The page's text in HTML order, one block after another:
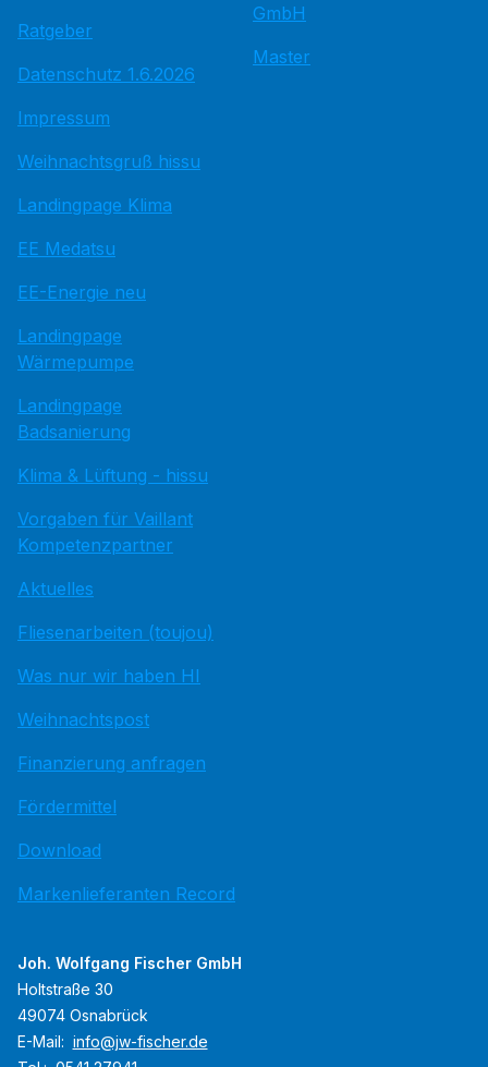
Ratgeber
Datenschutz 1.6.2026
Impressum
Weihnachtsgruß hissu
Landingpage Klima
EE Medatsu
EE-Energie neu
Landingpage
Wärmepumpe
Landingpage
Badsanierung
Klima & Lüftung - hissu
Vorgaben für Vaillant
Kompetenzpartner
Aktuelles
Fliesenarbeiten (toujou)
Was nur wir haben HI
Weihnachtspost
Finanzierung anfragen
Fördermittel
Download
Markenlieferanten Record
GmbH
Master
Joh. Wolfgang Fischer GmbH
Holtstraße 30
49074 Osnabrück
E-Mail: info@jw-fischer.de